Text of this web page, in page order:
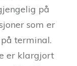
på
som er
terminal.
er klargjort